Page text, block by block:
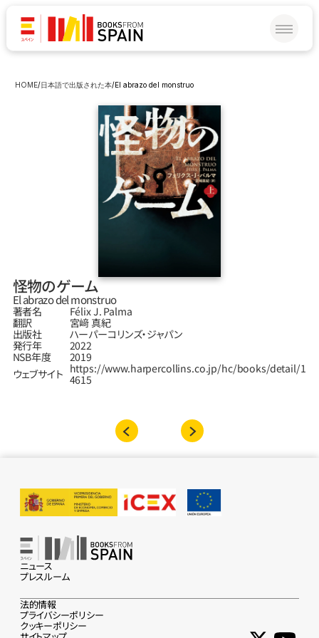
HOME/日本語で出版された本/El abrazo del monstruo
怪物のゲーム
El abrazo del monstruo
著者名
Félix J. Palma
翻訳
宮﨑 真紀
出版社
ハーパーコリンズ・ジャパン
発行年
2022
NSB年度
2019
ウェブサイト https://www.harpercollins.co.jp/hc/books/detail/1
4615
ニュース
プレスルーム
法的情報
プライバシーポリシー
クッキーポリシー